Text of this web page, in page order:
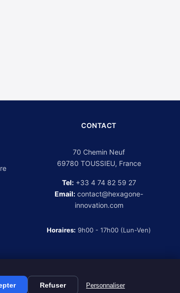
CONTACT
70 Chemin Neuf
69780 TOUSSIEU, France
Tel: +33 4 74 82 59 27
Email: contact@hexagone-
innovation.com
Horaires: 9h00 - 17h00 (Lun-Ven)
Mentions légalesCGV Politique de confidentialité
Refuser Personnaliser